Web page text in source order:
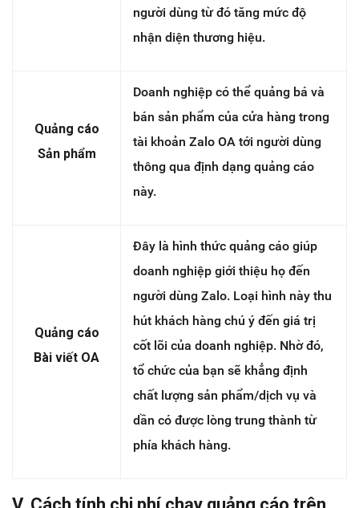
người dùng từ đó tăng mức độ
nhận diện thương hiệu.
Quảng cáo
Sản phẩm
Doanh nghiệp có thể quảng bá và
bán sản phẩm của cửa hàng trong
tài khoản Zalo OA tới người dùng
thông qua định dạng quảng cáo
này.
Quảng cáo
Bài viết OA
Đây là hình thức quảng cáo giúp
doanh nghiệp giới thiệu họ đến
người dùng Zalo. Loại hình này thu
hút khách hàng chú ý đến giá trị
cốt lõi của doanh nghiệp. Nhờ đó,
tổ chức của bạn sẽ khẳng định
chất lượng sản phẩm/dịch vụ và
dần có được lòng trung thành từ
phía khách hàng.